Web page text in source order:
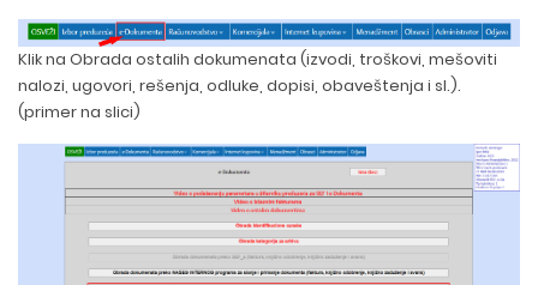
Klik na Obrada ostalih dokumenata (izvodi, troškovi, mešoviti
nalozi, ugovori, rešenja, odluke, dopisi, obaveštenja i sl.).
(primer na slici)